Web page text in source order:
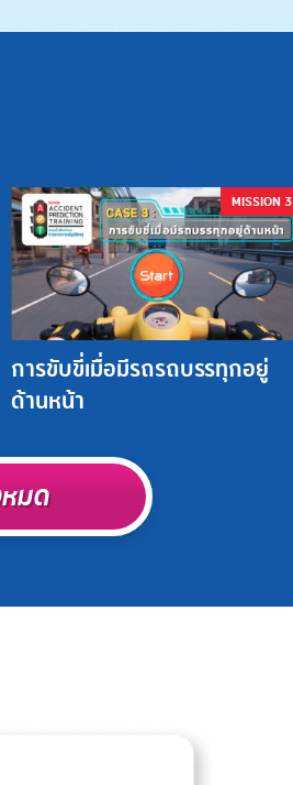
MISSION 3
การขับขี่เมื่อมีรถรถบรรทุกอยู่
ด้านหน้า
มด